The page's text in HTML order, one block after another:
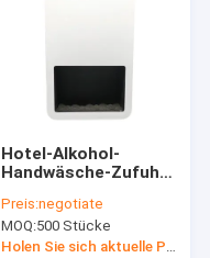
Hotel-Alkohol-
Handwäsche-Zufuhr
380x280x163mm
Preis:negotiate
MOQ:500 Stücke